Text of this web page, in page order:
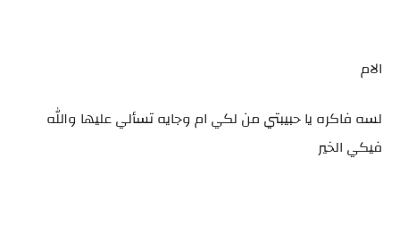
الام
لسه فاكره يا حبيبتي من لكي ام وجايه تسألي عليها والله
فيكي الخير